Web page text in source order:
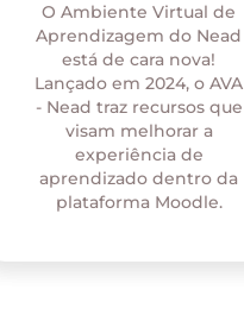
O Ambiente Virtual de
Aprendizagem do Nead
está de cara nova!
Lançado em 2024, o AVA
- Nead traz recursos que
visam melhorar a
experiência de
aprendizado dentro da
plataforma Moodle.